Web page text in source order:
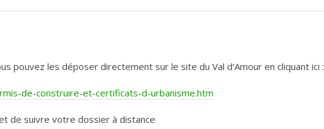
pouvez les déposer directement sur le site du Val d’Amour en cliquant ici :
de-construire-et-certificats-d-urbanisme.htm
de suivre votre dossier à distance